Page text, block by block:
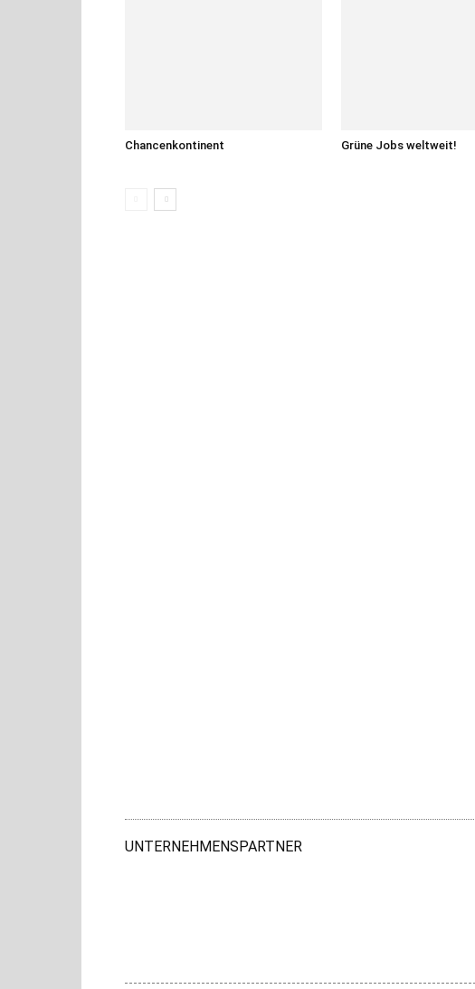
Chancenkontinent Grüne Jobs weltweit!
UNTERNEHMENSPARTNER